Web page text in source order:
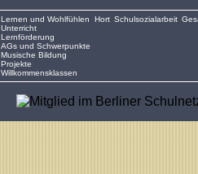
Lernen und Wohlfühlen
Unterricht
Lernförderung
AGs und Schwerpunkte
Musische Bildung
Projekte
Willkommensklassen
Hort Schulsozialarbeit